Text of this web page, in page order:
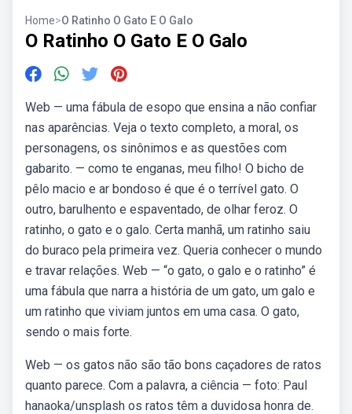
Home>O Ratinho O Gato E O Galo
O Ratinho O Gato E O Galo
Web — uma fábula de esopo que ensina a não confiar
nas aparências. Veja o texto completo, a moral, os
personagens, os sinônimos e as questões com
gabarito. — como te enganas, meu filho! O bicho de
pêlo macio e ar bondoso é que é o terrível gato. O
outro, barulhento e espaventado, de olhar feroz. O
ratinho, o gato e o galo. Certa manhã, um ratinho saiu
do buraco pela primeira vez. Queria conhecer o mundo
e travar relações. Web — “o gato, o galo e o ratinho” é
uma fábula que narra a história de um gato, um galo e
um ratinho que viviam juntos em uma casa. O gato,
sendo o mais forte.
Web — os gatos não são tão bons caçadores de ratos
quanto parece. Com a palavra, a ciência — foto: Paul
hanaoka/unsplash os ratos têm a duvidosa honra de.